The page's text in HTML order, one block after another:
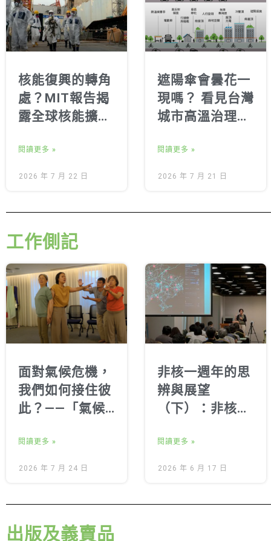
核能復興的轉角
處？MIT報告揭
露全球核能擴張
閱讀更多 »
2026 年 7 月 22 日
遮陽傘會曇花一
現嗎？ 看見台灣
城市高溫治理的
閱讀更多 »
2026 年 7 月 21 日
工作側記
面對氣候危機，
我們如何接住彼
此？——「氣候
人一故事劇場與
心理健康探索」
閱讀更多 »
2026 年 7 月 24 日
非核一週年的思
辨與展望
（下）：非核家
會意義與未來挑
戰
閱讀更多 »
2026 年 6 月 17 日
出版及義賣品